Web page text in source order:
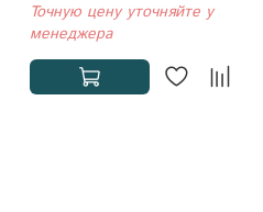
Точную цену уточняйте у
менеджера